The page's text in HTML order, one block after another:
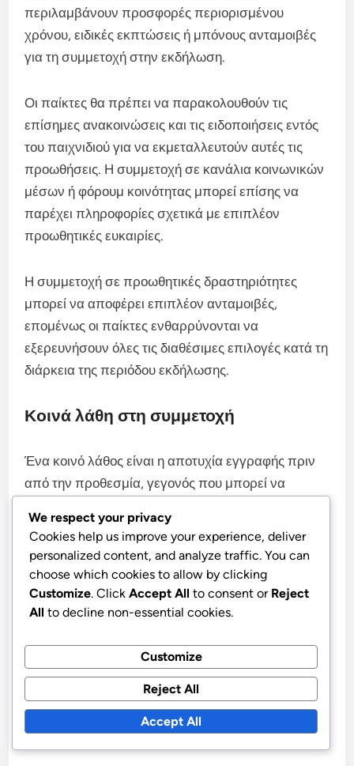
περιλαμβάνουν προσφορές περιορισμένου
χρόνου, ειδικές εκπτώσεις ή μπόνους ανταμοιβές
για τη συμμετοχή στην εκδήλωση.
Οι παίκτες θα πρέπει να παρακολουθούν τις
επίσημες ανακοινώσεις και τις ειδοποιήσεις εντός
του παιχνιδιού για να εκμεταλλευτούν αυτές τις
προωθήσεις. Η συμμετοχή σε κανάλια κοινωνικών
μέσων ή φόρουμ κοινότητας μπορεί επίσης να
παρέχει πληροφορίες σχετικά με επιπλέον
προωθητικές ευκαιρίες.
Η συμμετοχή σε προωθητικές δραστηριότητες
μπορεί να αποφέρει επιπλέον ανταμοιβές,
επομένως οι παίκτες ενθαρρύνονται να
εξερευνήσουν όλες τις διαθέσιμες επιλογές κατά τη
διάρκεια της περιόδου εκδήλωσης.
Κοινά λάθη στη συμμετοχή
Ένα κοινό λάθος είναι η αποτυχία εγγραφής πριν
από την προθεσμία, γεγονός που μπορεί να
πρέπει πάντα να ελέγχουν τις ημερομηνίες
εγγραφής και να θέτουν υπενθυμίσεις για να
αποφύγουν να χάσουν την ευκαιρία.
Ένα άλλο λάθος είναι η μη πλήρης κατανόηση των
παίκτες θα πρέπει να διαβάζουν προσεκτικά τις
λεπτομέρειες της εκδήλωσης για να διασφαλίσουν
ότι ολοκληρώνουν τις σωστές εργασίες για να
κερδίσουν ανταμοιβές.
We respect your privacy
Cookies help us improve your experience, deliver
personalized content, and analyze traffic. You can
choose which cookies to allow by clicking
Customize. Click Accept All to consent or Reject
All to decline non-essential cookies.
Customize
Reject All
Accept All